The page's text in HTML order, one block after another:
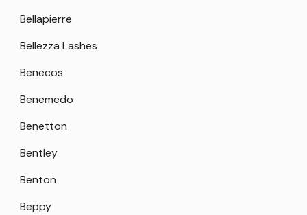
Bellapierre
Bellezza Lashes
Benecos
Benemedo
Benetton
Bentley
Benton
Beppy